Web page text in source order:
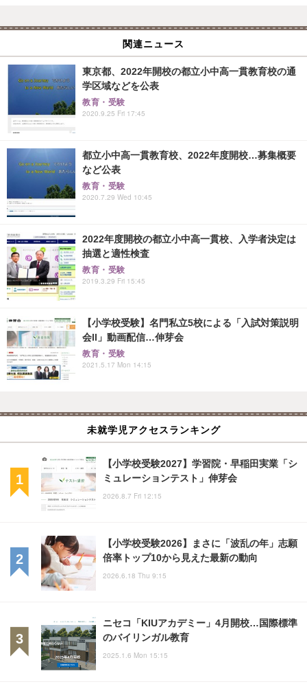
関連ニュース
東京都、2022年開校の都立小中高一貫教育校の通
学区域などを公表
教育・受験
2020.9.25 Fri 17:45
都立小中高一貫教育校、2022年度開校…募集概要
など公表
教育・受験
2020.7.29 Wed 10:45
2022年度開校の都立小中高一貫校、入学者決定は
抽選と適性検査
教育・受験
2019.3.29 Fri 15:45
【小学校受験】名門私立5校による「入試対策説明
会ll」動画配信…伸芽会
教育・受験
2021.5.17 Mon 14:15
未就学児アクセスランキング
【小学校受験2027】学習院・早稲田実業「シ
ミュレーションテスト」伸芽会
2026.8.7 Fri 12:15
【小学校受験2026】まさに「波乱の年」志願
倍率トップ10から見えた最新の動向
2026.6.18 Thu 9:15
ニセコ「KIUアカデミー」4月開校…国際標準
のバイリンガル教育
2025.1.6 Mon 15:15